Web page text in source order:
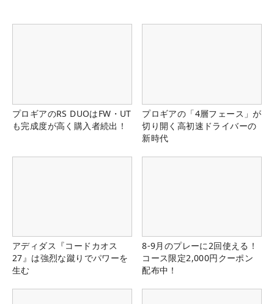
プロギアのRS DUOはFW・UT
も完成度が高く購入者続出！
プロギアの「4層フェース」が
切り開く高初速ドライバーの
新時代
アディダス『コードカオス
27』は強烈な蹴りでパワーを
生む
8-9月のプレーに2回使える！
コース限定2,000円クーポン
配布中！